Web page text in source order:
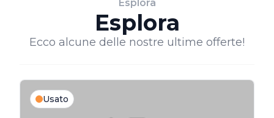
Esplora
Esplora
Ecco alcune delle nostre ultime offerte!
Usato